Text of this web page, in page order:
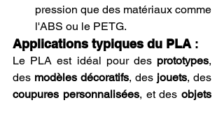
pression que des matériaux comme
l'ABS ou le PETG.
Applications typiques du PLA :
Le PLA est idéal pour des prototypes,
des modèles décoratifs, des jouets
coupures personnalisées, et des objets